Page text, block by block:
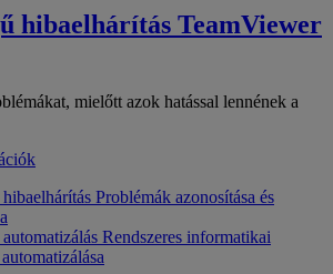
hibaelhárítás TeamViewer
mielőtt azok hatással lennének a
Problémák azonosítása és
Rendszeres informatikai